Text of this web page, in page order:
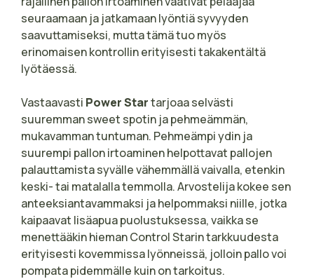
seuraamaan ja jatkamaan lyöntiä syvyyden
saavuttamiseksi, mutta tämä tuo myös
erinomaisen kontrollin erityisesti takakentältä
lyötäessä.
Vastaavasti Power Startarjoaa selvästi
suuremman sweet spotin ja pehmeämmän,
mukavamman tuntuman. Pehmeämpi ydin ja
suurempi pallon irtoaminen helpottavat pallojen
palauttamista syvälle vähemmällä vaivalla, etenkin
keski- tai matalalla temmolla. Arvostelija kokee sen
anteeksiantavammaksi ja helpommaksi niille, jotka
kaipaavat lisäapua puolustuksessa, vaikka se
menettääkin hieman Control Starin tarkkuudesta
erityisesti kovemmissa lyönneissä, jolloin pallo voi
pompata pidemmälle kuin on tarkoitus.